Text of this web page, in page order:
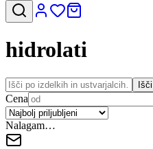
hidrolati
Išči
Cena
Nalagam…